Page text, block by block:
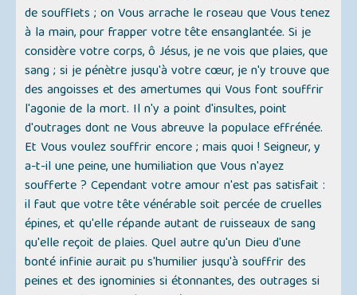
de soufflets ; on Vous arrache le roseau que Vous tenez
à la main, pour frapper votre tête ensanglantée. Si je
considère votre corps, ô Jésus, je ne vois que plaies, que
sang ; si je pénètre jusqu'à votre cœur, je n'y trouve que
des angoisses et des amertumes qui Vous font souffrir
l'agonie de la mort. Il n'y a point d'insultes, point
d'outrages dont ne Vous abreuve la populace effrénée.
Et Vous voulez souffrir encore ; mais quoi ! Seigneur, y
a-t-il une peine, une humiliation que Vous n'ayez
soufferte ? Cependant votre amour n'est pas satisfait :
il faut que votre tête vénérable soit percée de cruelles
épines, et qu'elle répande autant de ruisseaux de sang
qu'elle reçoit de plaies. Quel autre qu'un Dieu d'une
bonté infinie aurait pu s'humilier jusqu'à souffrir des
peines et des ignominies si étonnantes, des outrages si